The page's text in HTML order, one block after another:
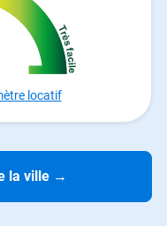
locatif
la ville →